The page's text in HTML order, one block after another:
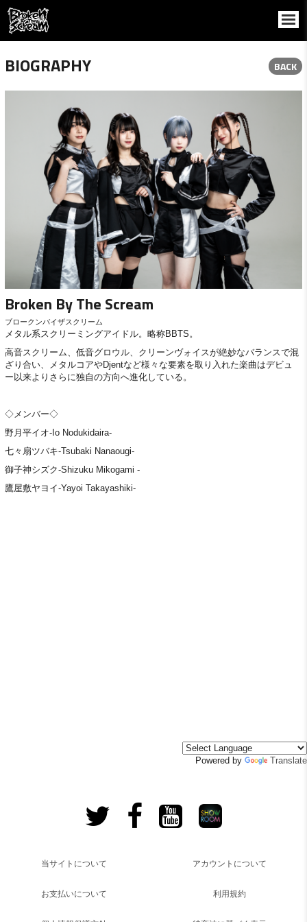
BIOGRAPHY BACK
Broken By The Scream
ブロークンバイザスクリーム
メタル系スクリーミングアイドル。略称BBTS。
高音スクリーム、低音グロウル、クリーンヴォイスが絶妙なバランスで混
ざり合い、メタルコアやDjentなど様々な要素を取り入れた楽曲はデビュ
ー以来よりさらに独自の方向へ進化している。
◇メンバー◇
野月平イオ-Io Nodukidaira-
七々扇ツバキ-Tsubaki Nanaougi-
御子神シズク-Shizuku Mikogami -
鷹屋敷ヤヨイ-Yayoi Takayashiki-
Powered by Translate
当サイトについて アカウントについて
お支払いについて 利用規約